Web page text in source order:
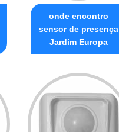
onde encontro
sensor de presença
Jardim Europa